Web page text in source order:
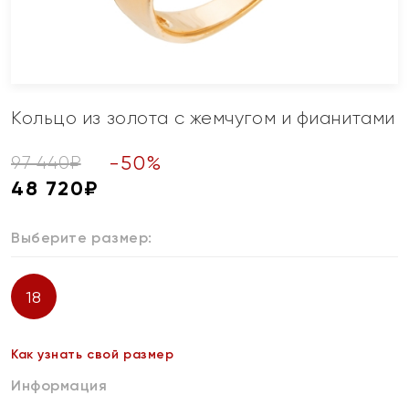
Кольцо из золота с жемчугом и фианитами
97 440₽ -50%
48 720₽
Выберите размер:
18
Как узнать свой размер
Информация